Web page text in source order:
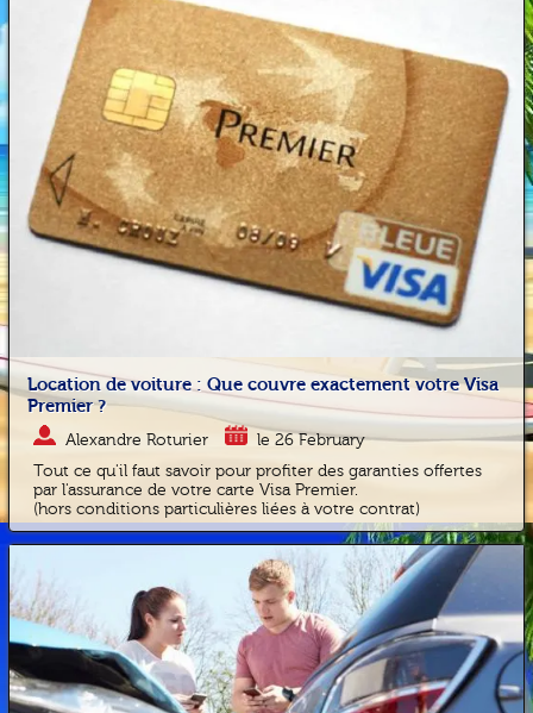
Location de voiture : Que couvre exactement votre Visa
Premier ?
Alexandre Roturier
le 26 February
Tout ce qu'il faut savoir pour profiter des garanties offertes
par l'assurance de votre carte Visa Premier.
(hors conditions particulières liées à votre contrat)